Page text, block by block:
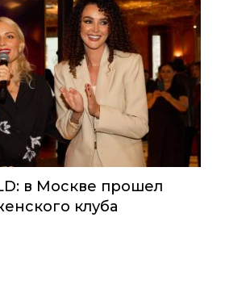
в Москве прошел
клуба